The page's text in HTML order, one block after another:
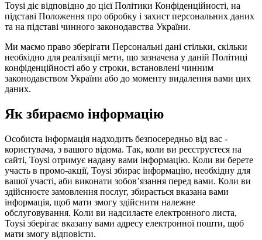
Toysi діє відповідно до цієї Політики Конфіденційності, на
підставі Положення про обробку і захист персональних даних
та на підставі чинного законодавства України.
Ми маємо право зберігати Персональні дані стільки, скільки
необхідно для реалізації мети, що зазначена у даній Політиці
конфіденційності або у строки, встановлені чинним
законодавством України або до моменту видалення вами цих
даних.
Як збираємо інформацію
Особиста інформація надходить безпосередньо від вас -
користувача, з вашого відома. Так, коли ви реєструєтеся на
сайті, Toysi отримує надану вами інформацію. Коли ви берете
участь в промо-акції, Toysi збирає інформацію, необхідну для
вашої участі, аби виконати зобов’язання перед вами. Коли ви
здійснюєте замовлення послуг, збирається вказана вами
інформація, щоб мати змогу здійснити належне
обслуговування. Коли ви надсилаєте електронного листа,
Toysi зберігає вказану вами адресу електронної пошти, щоб
мати змогу відповісти.